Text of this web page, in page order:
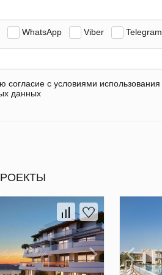
WhatsApp Viber Telegram
согласие с условиями использования
данных